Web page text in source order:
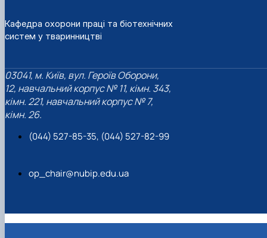
Кафедра охорони праці та біотехнічних
систем у тваринництві
03041, м. Київ, вул. Героїв Оборони,
12, навчальний корпус № 11, кімн. 343,
кімн. 221, навчальний корпус № 7,
кімн. 26.
(044) 527-85-35, (044) 527-82-99
op_chair@nubip.edu.ua